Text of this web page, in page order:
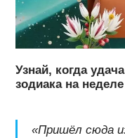
Узнай, когда
зодиака на
«Пришёл сюда